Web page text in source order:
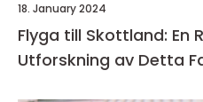
18. January 2024
Flyga till Skottland: En
Utforskning av Detta